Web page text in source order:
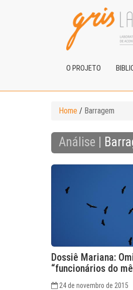
O PROJETO
Home / Barragem
Análise |
Dossiê Mariana:
“funcionários do
24 de novembro de 2015